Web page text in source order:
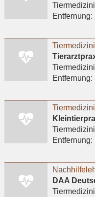
Entfernung:
Entfernung:
Entfernung: